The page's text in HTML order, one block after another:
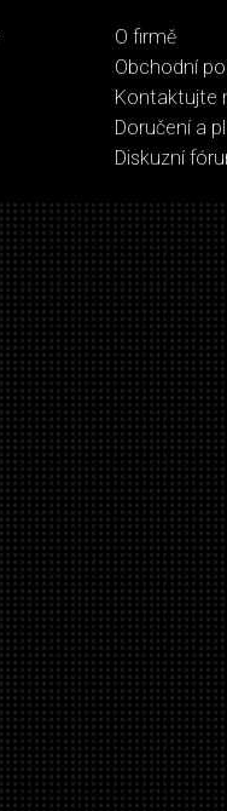
O firmě
Obchodní
Kontaktujte
Doručení a
Diskuzní